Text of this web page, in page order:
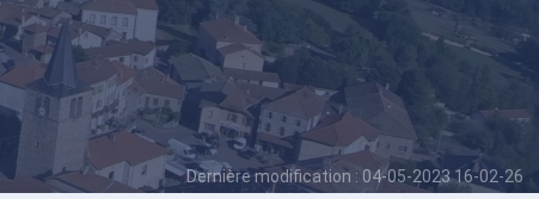
Dernière modification : 04-05-2023 16-02-26